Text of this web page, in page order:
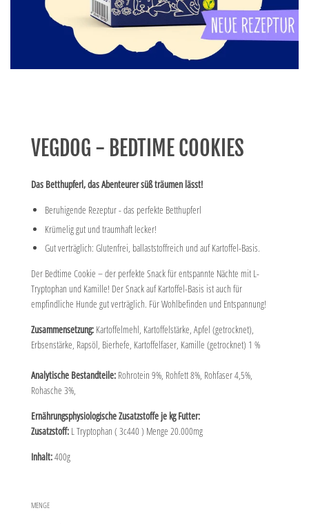
VEGDOG - BEDTIME COOKIES
Das Betthupferl, das Abenteurer süß träumen lässt!
Beruhigende Rezeptur - das perfekte Betthupferl
Krümelig gut und traumhaft lecker!
Gut verträglich: Glutenfrei, ballaststoffreich und auf Kartoffel-Basis.
Der Bedtime Cookie – der perfekte Snack für entspannte Nächte mit L-
Tryptophan und Kamille! Der Snack auf Kartoffel-Basis ist auch für
empfindliche Hunde gut verträglich. Für Wohlbefinden und Entspannung!
Zusammensetzung: Kartoffelmehl, Kartoffelstärke, Apfel (getrocknet),
Erbsenstärke, Rapsöl, Bierhefe, Kartoffelfaser, Kamille (getrocknet) 1 %
Analytische Bestandteile: Rohrotein 9%, Rohfett 8%, Rohfaser 4,5%,
Rohasche 3%,
Ernährungsphysiologische Zusatzstoffe je kg Futter:
Zusatzstoff: L Tryptophan ( 3c440 ) Menge 20.000mg
Inhalt:400g
MENGE